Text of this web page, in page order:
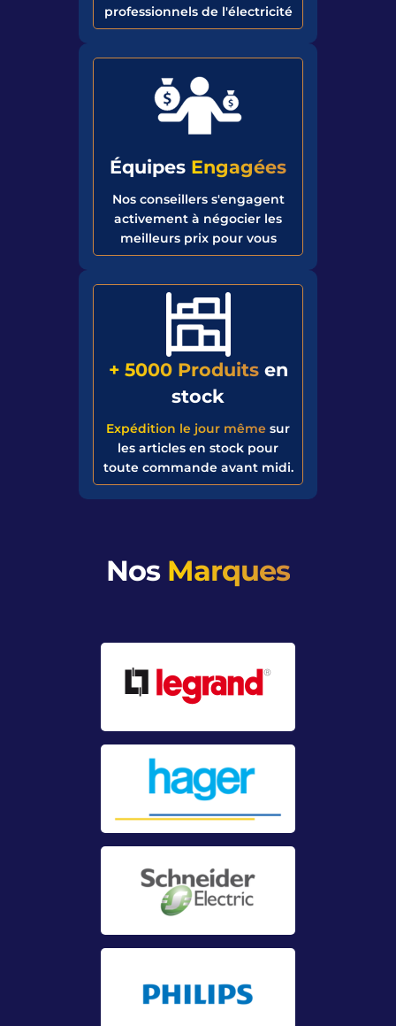
professionnels de l'électricité
Équipes Engagées
Nos conseillers s'engagent
activement à négocier les
meilleurs prix pour vous
+ 5000 Produitsen
stock
Expédition le jour même sur
les articles en stock pour
toute commande avant midi.
Nos Marques